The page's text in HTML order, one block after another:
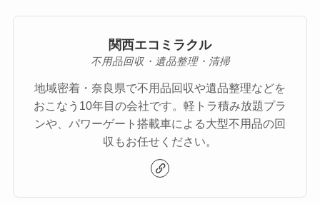
関西エコミラクル
不用品回収・遺品整理・清掃
地域密着・奈良県で不用品回収や遺品整理などを
おこなう10年目の会社です。軽トラ積み放題プラ
ンや、パワーゲート搭載車による大型不用品の回
収もお任せください。